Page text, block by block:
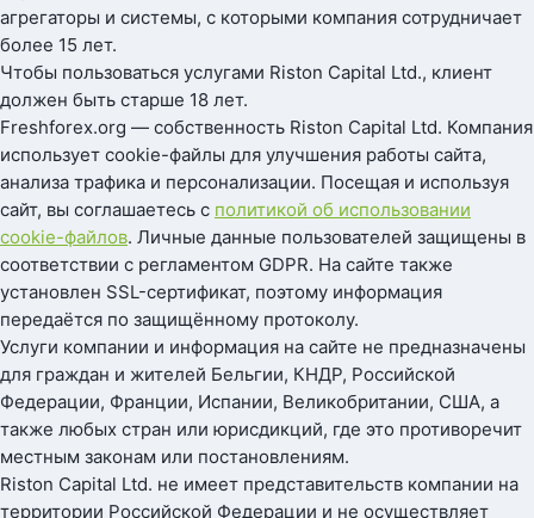
агрегаторы и системы, с которыми компания сотрудничает
более 15 лет.
Чтобы пользоваться услугами Riston Capital Ltd., клиент
должен быть старше 18 лет.
Freshforex.org — собственность Riston Capital Ltd. Компания
использует cookie-файлы для улучшения работы сайта,
анализа трафика и персонализации. Посещая и используя
сайт, вы соглашаетесь с политикой об использовании
cookie-файлов. Личные данные пользователей защищены в
соответствии с регламентом GDPR. На сайте также
установлен SSL-сертификат, поэтому информация
передаётся по защищённому протоколу.
Услуги компании и информация на сайте не предназначены
для граждан и жителей Бельгии, КНДР, Российской
Федерации, Франции, Испании, Великобритании, США, а
также любых стран или юрисдикций, где это противоречит
местным законам или постановлениям.
Riston Capital Ltd. не имеет представительств компании на
территории Российской Федерации и не осуществляет